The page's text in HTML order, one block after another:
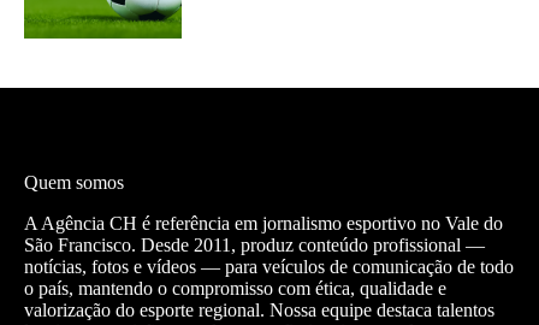
Quem somos
A Agência CH é referência em jornalismo esportivo no Vale do
São Francisco. Desde 2011, produz conteúdo profissional —
notícias, fotos e vídeos — para veículos de comunicação de todo
o país, mantendo o compromisso com ética, qualidade e
valorização do esporte regional. Nossa equipe destaca talentos